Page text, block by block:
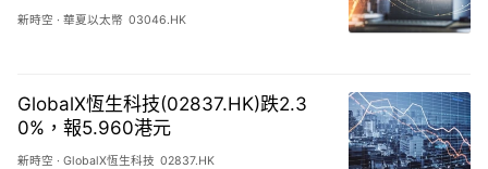
新時空 ·華夏以太幣 03046.HK
GlobalX恆生科技(02837.HK)跌2.3
0%，報5.960港元
新時空 ·GlobalX恆生科技 02837.HK